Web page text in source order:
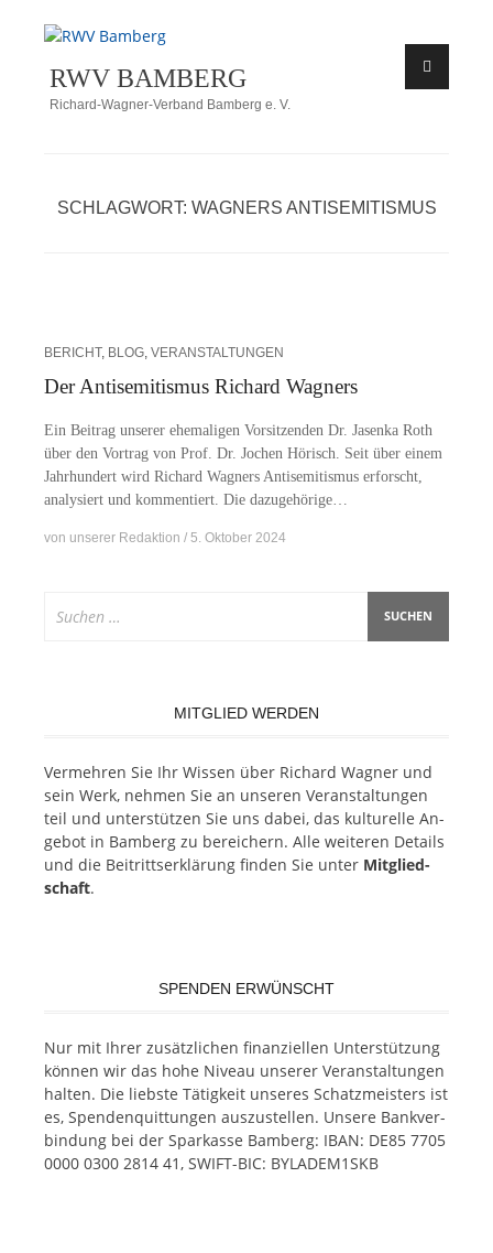
Zum
springen
RWV BAMBERG
Richard-Wagner-Verband Bamberg e. V.
SCHLAGWORT: WAGNERS ANTISEMITISMUS
BERICHT, BLOG VERANSTALTUNGEN
Der Antisemitismus Richard Wagners
Ein Bei­trag un­se­rer ehe­ma­li­gen Vor­sit­zen­den Dr. Ja­sen­ka Roth
über den Vor­trag von Prof. Dr. Jo­chen Hö­risch. Seit über ei­nem
Jahr­hun­dert wird Ri­chard Wag­ners An­ti­se­mi­tis­mus er­forscht,
ana­ly­siert und kom­men­tiert. Die dazugehörige…
von unserer Redaktion 5. Oktober 2024
nach:
MITGLIED WERDEN
Ver­meh­ren Sie Ihr Wis­sen über Ri­chard Wag­ner und
sein Werk, neh­men Sie an un­se­ren Ver­an­stal­tun­gen
teil und un­ter­stüt­zen Sie uns da­bei, das kul­tu­rel­le An­
ge­bot in Bam­berg zu be­rei­chern. Alle wei­te­ren De­tails
und die Bei­tritts­er­klä­rung fin­den Sie un­ter Mit­glied­
schaft.
SPENDEN ERWÜNSCHT
Nur mit Ih­rer zu­sätz­li­chen fi­nan­zi­el­len Un­ter­stüt­zung
kön­nen wir das hohe Ni­veau un­se­rer Ver­an­stal­tun­gen
hal­ten. Die liebs­te Tä­tig­keit un­se­res Schatz­meis­ters ist
es, Spen­den­quit­tun­gen aus­zu­stel­len. Un­se­re Bank­ver­
bin­dung bei der Spar­kas­se Bam­berg: IBAN: DE85 7705
0000 0300 2814 41, SWIFT-BIC: BYLADEM1SKB